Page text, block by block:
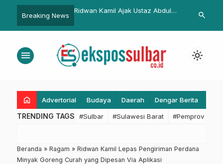
Breaking News
Ribu untuk Rute
Ridwan Kamil Ajak Ustaz Abdul
SAW di Masjid Raya Al Jabbar
Dua
Dekat ke
search
menu light_mode
home Advertorial Budaya Daerah Dengar Berita
TRENDING TAGS #Sulbar #Sulawesi Barat #Pemprov
Beranda » Ragam » Ridwan Kamil Lepas Pengiriman Perdana
Minyak Goreng Curah yang Dipesan Via Aplikasi